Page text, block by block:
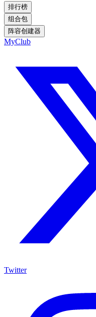
排行榜
组合包
阵容创建器
MyClub
Twitter